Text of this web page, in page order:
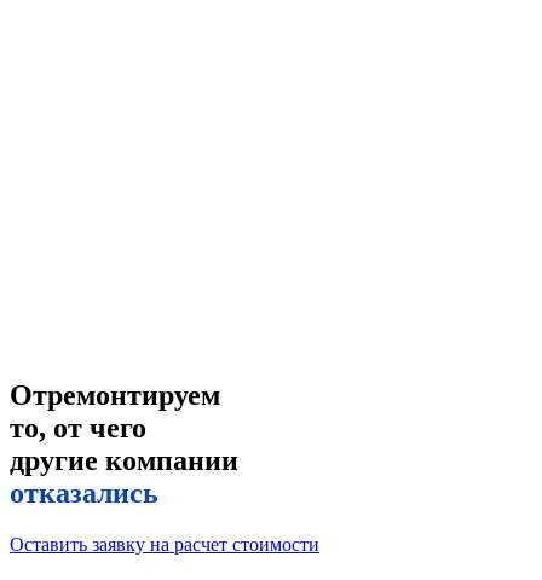
Отремонтируем
то, от чего
другие компании
отказались
Оставить заявку на расчет стоимости